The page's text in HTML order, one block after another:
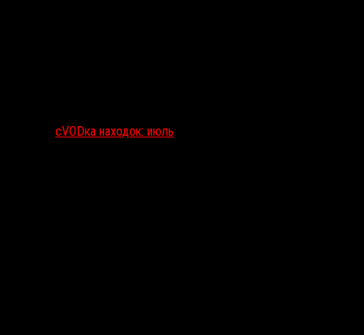
сVODка находок: июль